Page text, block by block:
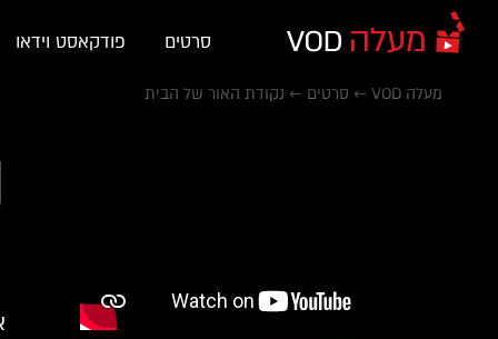
סרטים פודקאסט וידאו
מעלה VOD ← סרטים ← נקודת האור של הבית